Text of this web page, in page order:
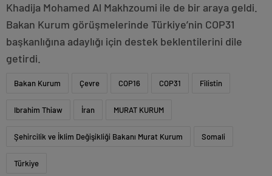
Khadija Mohamed Al Makhzoumi ile de bir araya geldi.
Bakan Kurum görüşmelerinde Türkiye’nin COP31
başkanlığına adaylığı için destek beklentilerini dile
getirdi.
Bakan Kurum Çevre COP16 COP31 Filistin
Ibrahim Thiaw İran MURAT KURUM
Şehircilik ve İklim Değişikliği Bakanı Murat Kurum Somali
Türkiye